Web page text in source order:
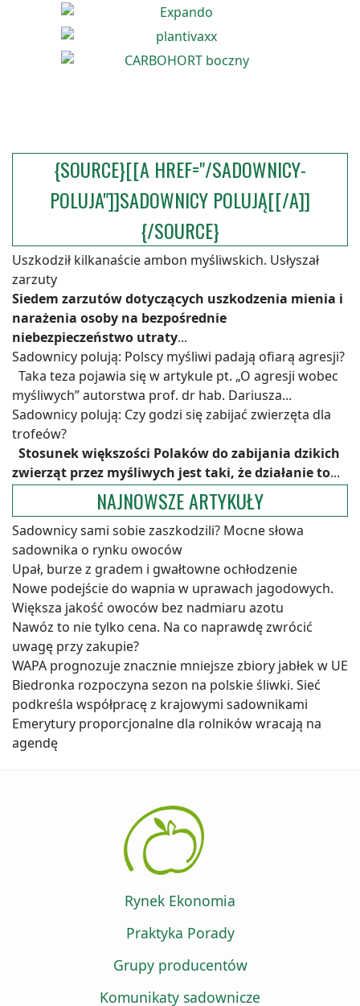
{SOURCE}[[A HREF="/SADOWNICY-
POLUJA"]]SADOWNICY POLUJĄ[[/A]]
{/SOURCE}
Uszkodził kilkanaście ambon myśliwskich. Usłyszał
zarzuty
Siedem zarzutów dotyczących uszkodzenia mienia i
narażenia osoby na bezpośrednie
niebezpieczeństwo utraty...
Sadownicy polują: Polscy myśliwi padają ofiarą agresji?
Taka teza pojawia się w artykule pt. „O agresji wobec
myśliwych” autorstwa prof. dr hab. Dariusza...
Sadownicy polują: Czy godzi się zabijać zwierzęta dla
trofeów?
Stosunek większości Polaków do zabijania dzikich
zwierząt przez myśliwych jest taki, że działanie to...
NAJNOWSZE ARTYKUŁY
Sadownicy sami sobie zaszkodzili? Mocne słowa
sadownika o rynku owoców
Upał, burze z gradem i gwałtowne ochłodzenie
Nowe podejście do wapnia w uprawach jagodowych.
Większa jakość owoców bez nadmiaru azotu
Nawóz to nie tylko cena. Na co naprawdę zwrócić
uwagę przy zakupie?
WAPA prognozuje znacznie mniejsze zbiory jabłek w UE
Biedronka rozpoczyna sezon na polskie śliwki. Sieć
podkreśla współpracę z krajowymi sadownikami
Emerytury proporcjonalne dla rolników wracają na
agendę
Rynek Ekonomia
Praktyka Porady
Grupy producentów
Komunikaty sadownicze